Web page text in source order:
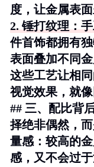
度，让金属表
2. 锤打纹理 ：
件首饰都拥有
表面叠加不同
这些工艺让相
视觉效果，就
## 三、配比背
择绝非偶然，
量感 ：较高的
感，又不会过